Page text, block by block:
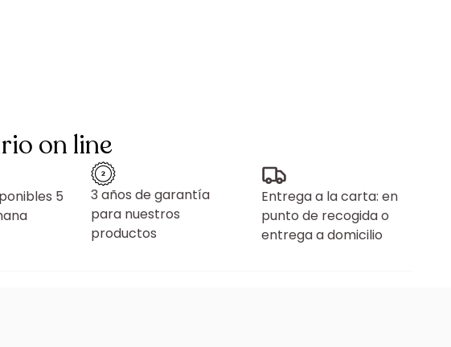
on line
5
3 años de garantía
para nuestros
productos
Entrega a la carta: en
punto de recogida o
entrega a domicilio